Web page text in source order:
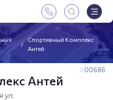
Спортивный Комплекс
Антей
00686
Антей
ул.